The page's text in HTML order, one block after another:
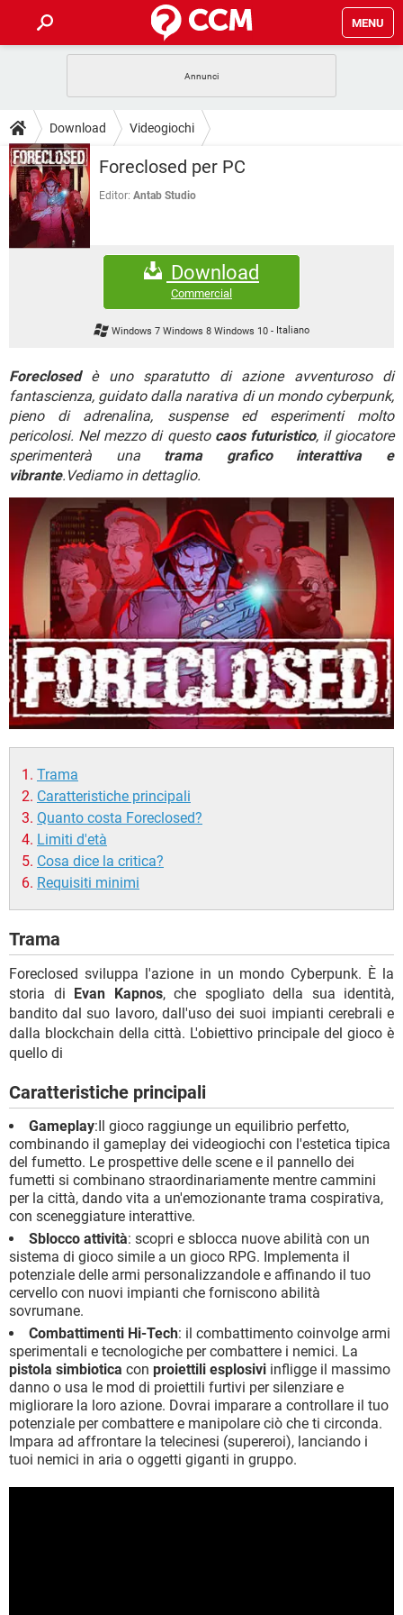
MENU
INTRATTENIMENTO
iOS WINDOWS 10
INSTAGRAM
TIKTOK
GUIDE
COVID-19
INTRATTENIMENTO
iOS
INSTAGRAM
FACEBOOK
DOWNLOAD
COVID-19
INTRATTENIMENTO
WINDOWS 10
WHATSAPP
FORUM
COVID-19
ANDROID
WINDOWS 10
WHATSAPP
HARDWARE
GLOSSARIO
GAMING
INSTAGRAM WHATSAPP
TIKTOK FACEBOOK
HARDWARE
Download Videogiochi
Foreclosed per PC
Editor: Antab Studio
Download
Commercial
Windows 7 Windows 8 Windows 10- Italiano
Foreclosedè uno sparatutto di azione avventuroso di
fantascienza, guidato dalla narativa di un mondo cyberpunk,
pieno di adrenalina, suspense ed esperimenti molto
pericolosi. Nel mezzo di questo caos futuristico, il giocatore
sperimenterà una trama grafico interattiva e
vibrante.Vediamo in dettaglio.
Trama
Caratteristiche principali
Quanto costa Foreclosed?
Limiti d'età
Cosa dice la critica?
Requisiti minimi
Trama
Foreclosed sviluppa l'azione in un mondo Cyberpunk. È la
storia di Evan Kapnos, che spogliato della sua identità,
bandito dal suo lavoro, dall'uso dei suoi impianti cerebrali e
dalla blockchain della città. L'obiettivo principale del gioco è
quello di
Caratteristiche principali
Gameplay:Il gioco raggiunge un equilibrio perfetto,
combinando il gameplay dei videogiochi con l'estetica tipica
del fumetto. Le prospettive delle scene e il pannello dei
fumetti si combinano straordinariamente mentre cammini
per la città, dando vita a un'emozionante trama cospirativa,
con sceneggiature interattive.
Sblocco attività: scopri e sblocca nuove abilità con un
sistema di gioco simile a un gioco RPG. Implementa il
potenziale delle armi personalizzandole e affinando il tuo
cervello con nuovi impianti che forniscono abilità
sovrumane.
Combattimenti Hi-Tech: il combattimento coinvolge armi
sperimentali e tecnologiche per combattere i nemici. La
pistola simbiotica con proiettili esplosivi infligge il massimo
danno o usa le mod di proiettili furtivi per silenziare e
migliorare la loro azione. Dovrai imparare a controllare il tuo
potenziale per combattere e manipolare ciò che ti circonda.
Impara ad affrontare la telecinesi (supereroi), lanciando i
tuoi nemici in aria o oggetti giganti in gruppo.